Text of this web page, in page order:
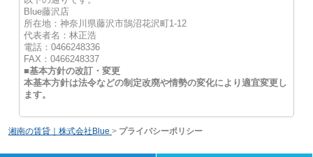
Blue藤沢店
所在地：神奈川県藤沢市鵠沼花沢町1-12
代表者名：林正浩
電話：0466248336
FAX：0466248337
■基本方針の改訂・変更
本基本方針は法令などの制定改廃や情勢の変化により適宜変更し
ます。
湘南の賃貸｜株式会社Blue > プライバシーポリシー